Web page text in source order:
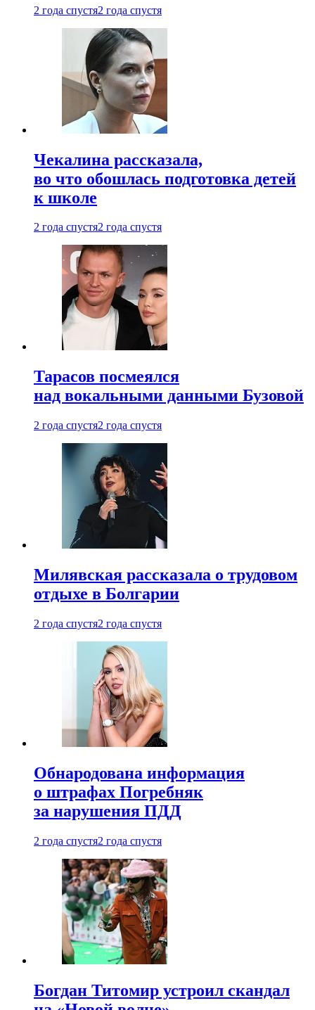
2 года спустя2 года спустя
Чекалина рассказала,
во что обошлась подготовка детей
к школе
2 года спустя2 года спустя
Тарасов посмеялся
над вокальными данными Бузовой
2 года спустя2 года спустя
Милявская рассказала о трудовом
отдыхе в Болгарии
2 года спустя2 года спустя
Обнародована информация
о штрафах Погребняк
за нарушения ПДД
2 года спустя2 года спустя
Богдан Титомир устроил скандал